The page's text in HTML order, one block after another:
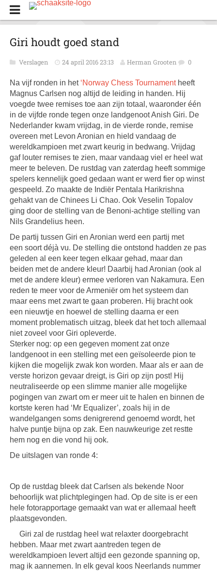
Giri houdt goed stand
Verslagen 24 april 2016 23:13 Herman Grooten 0
Na vijf ronden in het ‘Norway Chess Tournament heeft
Magnus Carlsen nog altijd de leiding in handen. Hij
voegde twee remises toe aan zijn totaal, waaronder één
in de vijfde ronde tegen onze landgenoot Anish Giri. De
Nederlander kwam vrijdag, in de vierde ronde, remise
overeen met Levon Aronian en hield vandaag de
wereldkampioen met zwart keurig in bedwang. Vrijdag
gaf louter remises te zien, maar vandaag viel er heel wat
meer te beleven. De rustdag van zaterdag heeft sommige
spelers kennelijk goed gedaan want er werd fier op winst
gespeeld. Zo maakte de Indiër Pentala Harikrishna
gehakt van de Chinees Li Chao. Ook Veselin Topalov
ging door de stelling van de Benoni-achtige stelling van
Nils Grandelius heen.
De partij tussen Giri en Aronian werd een partij met
een soort déjà vu. De stelling die ontstond hadden ze pas
geleden al een keer tegen elkaar gehad, maar dan
beiden met de andere kleur! Daarbij had Aronian (ook al
met de andere kleur) ermee verloren van Nakamura. Een
reden te meer voor de Armeniër om het systeem dan
maar eens met zwart te gaan proberen. Hij bracht ook
een nieuwtje en hoewel de stelling daarna er een
moment problematisch uitzag, bleek dat het toch allemaal
niet zoveel voor Giri opleverde.
Sterker nog: op een gegeven moment zat onze
landgenoot in een stelling met een geïsoleerde pion te
kijken die mogelijk zwak kon worden. Maar als er aan de
verste horizon gevaar dreigt, is Giri op zijn post! Hij
neutraliseerde op een slimme manier alle mogelijke
pogingen van zwart om er meer uit te halen en binnen de
kortste keren had ‘Mr Equalizer’, zoals hij in de
wandelgangen soms denigrerend genoemd wordt, het
halve puntje bijna op zak. Een nauwkeurige zet restte
hem nog en die vond hij ook.
De uitslagen van ronde 4:
Op de rustdag bleek dat Carlsen als bekende Noor
behoorlijk wat plichtplegingen had. Op de site is er een
hele fotorapportage gemaakt van wat er allemaal heeft
plaatsgevonden.
Giri zal de rustdag heel wat relaxter doorgebracht
hebben. Maar met zwart aantreden tegen de
wereldkampioen levert altijd een gezonde spanning op,
mag ik aannemen. In elk geval koos Neerlands nummer